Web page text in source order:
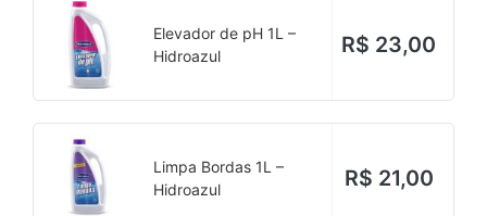
Elevador de pH 1L –
Hidroazul
R$ 23,00
Limpa Bordas 1L –
Hidroazul
R$ 21,00